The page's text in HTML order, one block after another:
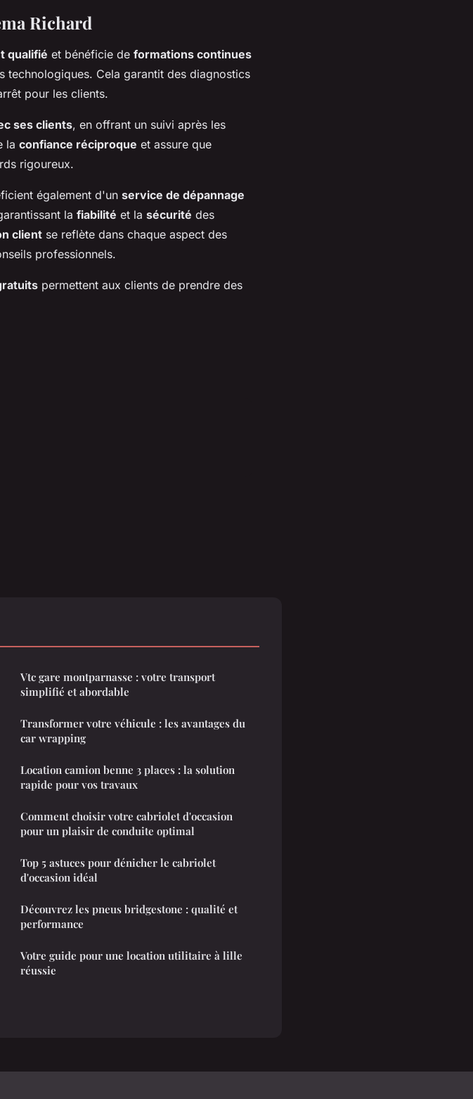
Richard
qualifié et bénéficie de formations continues
technologiques. Cela garantit des diagnostics
pour les clients.
ses clients, en offrant un suivi après les
la confiance réciproque et assure que
rigoureux.
également d'un service de dépannage
la fiabilité et la sécurité des
client se reflète dans chaque aspect des
professionnels.
permettent aux clients de prendre des
Vtc gare montparnasse : votre transport
simplifié et abordable
Transformer votre véhicule : les avantages du
car wrapping
Location camion benne 3 places : la solution
rapide pour vos travaux
Comment choisir votre cabriolet d'occasion
pour un plaisir de conduite optimal
Top 5 astuces pour dénicher le cabriolet
d'occasion idéal
Découvrez les pneus bridgestone : qualité et
performance
Votre guide pour une location utilitaire à lille
réussie